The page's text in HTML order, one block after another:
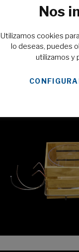
Nos
Utilizamos cookies
lo deseas, puedes
utilizamos y